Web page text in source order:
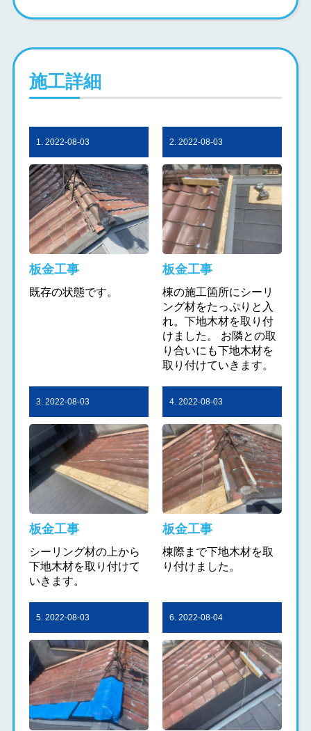
施工詳細
1. 2022-08-03
板金工事
既存の状態です。
2. 2022-08-03
板金工事
棟の施工箇所にシーリ
ング材をたっぷりと入
れ。下地木材を取り付
けました。 お隣との取
り合いにも下地木材を
取り付けていきます。
3. 2022-08-03
板金工事
シーリング材の上から
下地木材を取り付けて
いきます。
4. 2022-08-03
板金工事
棟際まで下地木材を取
り付けました。
5. 2022-08-03 6. 2022-08-04